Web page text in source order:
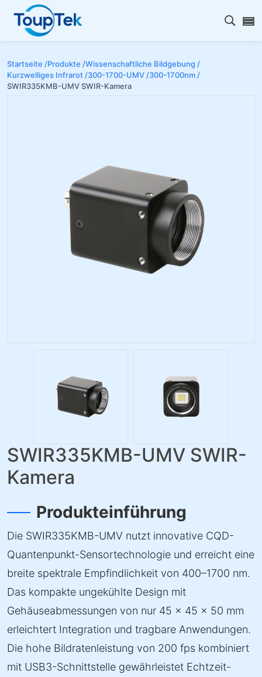
Open
Startseite /Produkte /Wissenschaftliche Bildgebung /
Kurzwelliges Infrarot /300-1700-UMV /300-1700nm /
SWIR335KMB-UMV SWIR-Kamera
SWIR335KMB-UMV SWIR-
Kamera
Produkteinführung
Die SWIR335KMB-UMV nutzt innovative CQD-
Quantenpunkt-Sensortechnologie und erreicht eine
breite spektrale Empfindlichkeit von 400–1700 nm.
Das kompakte ungekühlte Design mit
Gehäuseabmessungen von nur 45 × 45 × 50 mm
erleichtert Integration und tragbare Anwendungen.
Die hohe Bildratenleistung von 200 fps kombiniert
mit USB3-Schnittstelle gewährleistet Echtzeit-